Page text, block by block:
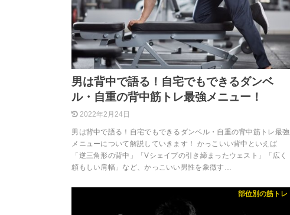
男は背中で語る！自宅でもできるダンベ
ル・自重の背中筋トレ最強メニュー！
2022年2月24日
男は背中で語る！自宅でもできるダンベル・自重の背中筋トレ最強
メニューについて解説していきます！ かっこいい背中といえば
「逆三角形の背中」「Vシェイプの引き締まったウェスト」「広く
頼もしい肩幅」など、かっこいい男性を象徴す…
部位別の筋トレ